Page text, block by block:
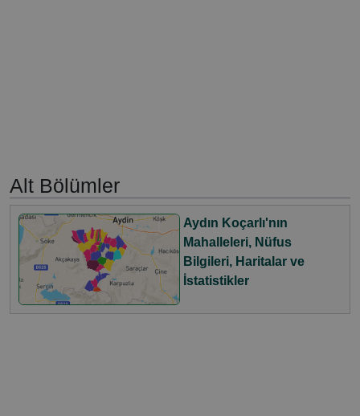
Alt Bölümler
Aydın Koçarlı'nın
Mahalleleri, Nüfus
Bilgileri, Haritalar ve
İstatistikler